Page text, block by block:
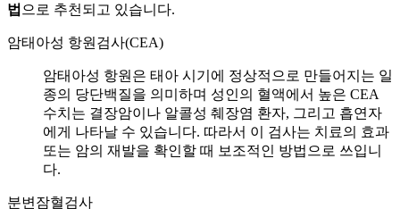
법 으로 추천되고 있습니다.
암태아성 항원검사(CEA)
암태아성 항원은 태아 시기에 정상적으로 만들어지는 일
종의 당단백질을 의미하며 성인의 혈액에서 높은 CEA
수치는 결장암이나 알콜성 췌장염 환자, 그리고 흡연자
에게 나타날 수 있습니다. 따라서 이 검사는 치료의 효과
또는 암의 재발을 확인할 때 보조적인 방법으로 쓰입니
다.
분변잠혈검사